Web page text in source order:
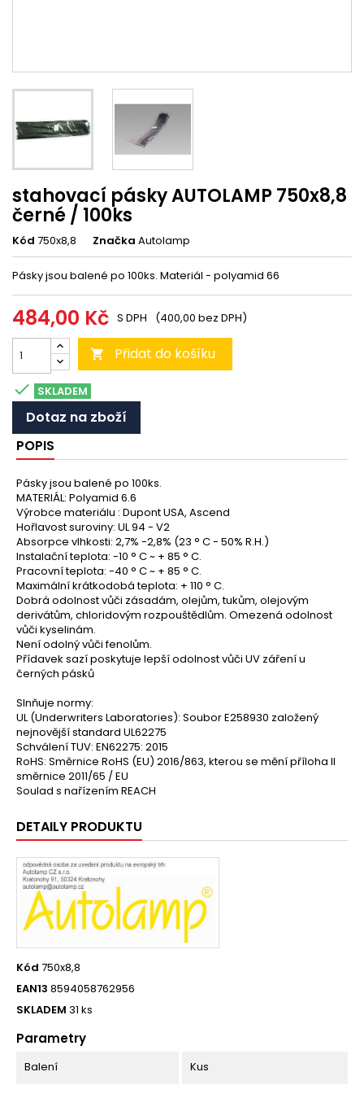
stahovací pásky AUTOLAMP 750x8,8
černé / 100ks
Kód 750x8,8 Značka Autolamp
Pásky jsou balené po 100ks. Materiál - polyamid 66
484,00 Kč S DPH (400,00 bez DPH)
 Přidat do košíku
 SKLADEM
Dotaz na zboží
POPIS
Pásky jsou balené po 100ks.
MATERIÁL: Polyamid 6.6
Výrobce materiálu : Dupont USA, Ascend
Hořlavost suroviny: UL 94 - V2
Absorpce vlhkosti: 2,7% -2,8% (23 ° C - 50% R.H.)
Instalační teplota: -10 ° C ~ + 85 ° C.
Pracovní teplota: -40 ° C ~ + 85 ° C.
Maximální krátkodobá teplota: + 110 ° C.
Dobrá odolnost vůči zásadám, olejům, tukům, olejovým
derivátům, chloridovým rozpouštědlům. Omezená odolnost
vůči kyselinám.
Není odolný vůči fenolům.
Přídavek sazí poskytuje lepší odolnost vůči UV záření u
černých pásků
Slnňuje normy:
UL (Underwriters Laboratories): Soubor E258930 založený
nejnovější standard UL62275
Schválení TUV: EN62275: 2015
RoHS: Směrnice RoHS (EU) 2016/863, kterou se mění příloha II
směrnice 2011/65 / EU
Soulad s nařízením REACH
DETAILY PRODUKTU
Kód 750x8,8
EAN13 8594058762956
SKLADEM 31 ks
Parametry
Balení Kus